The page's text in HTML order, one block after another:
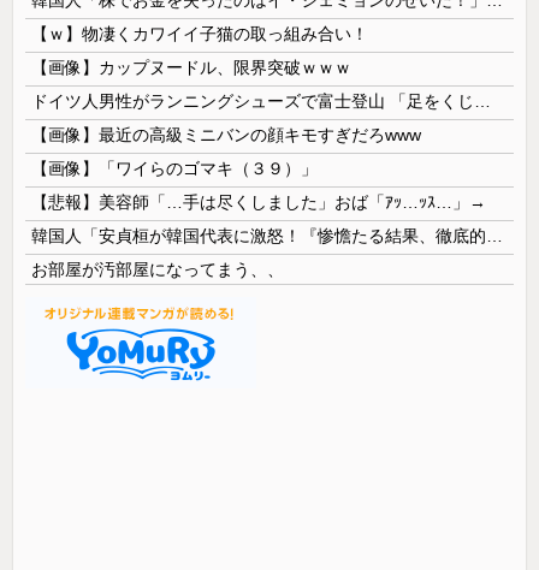
【ｗ】物凄くカワイイ子猫の取っ組み合い！
【画像】カップヌードル、限界突破ｗｗｗ
【画像】最近の高級ミニバンの顔キモすぎだろwww
【画像】「ワイらのゴマキ（３９）」
【悲報】美容師「…手は尽くしました」おば「ｱｯ…ｯｽ…」→
お部屋が汚部屋になってまう、、